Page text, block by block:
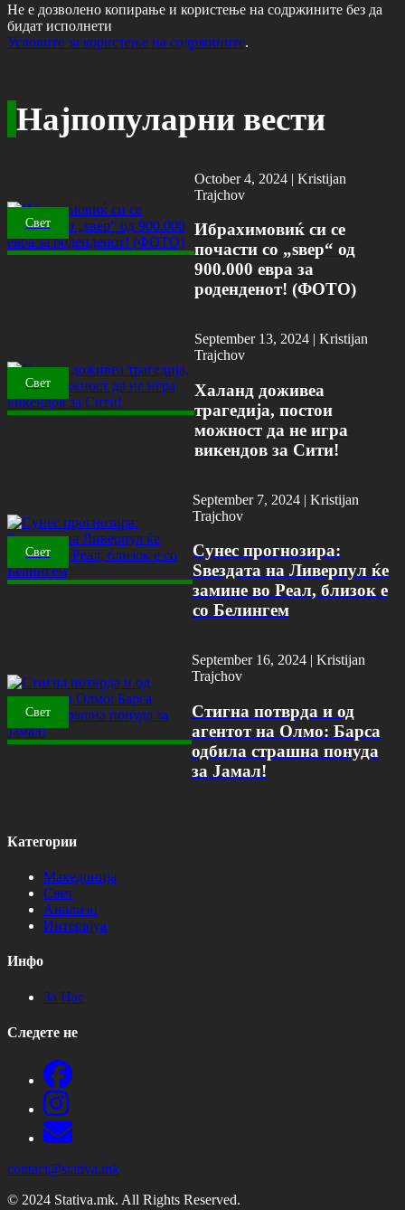
Не е дозволено копирање и користење на содржините без да
бидат исполнети
Условите за користење на содржините.
Најпопуларни вести
Свет
October 4, 2024 |Kristijan
Trajchov
Ибрахимовиќ си се
почасти со „ѕвер“ од
900.000 евра за
роденденот! (ФОТО)
Свет
September 13, 2024 | Kristijan
Trajchov
Халанд доживеа
трагедија, постои
можност да не игра
викендов за Сити!
Свет
September 7, 2024 | Kristijan
Trajchov
Сунес прогнозира:
Ѕвездата на Ливерпул ќе
замине во Реал, близок е
со Белингем
Свет
September 16, 2024 | Kristijan
Trajchov
Стигна потврда и од
агентот на Олмо: Барса
одбила страшна понуда
за Јамал!
Категории
Македонија
Свет
Анализи
Интервјуа
Инфо
За Нас
Следете не
contact@stativa.mk
© 2024 Stativa.mk. All Rights Reserved.